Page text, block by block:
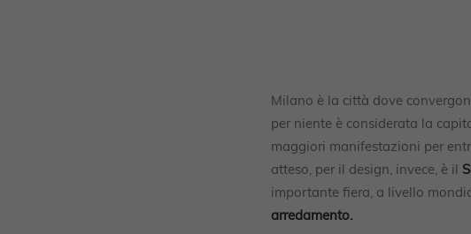
Milano è la città dove
per niente è considerata la
maggiori manifestazioni per
atteso, per il design, invece, è il
importante fiera, a livello
arredamento.